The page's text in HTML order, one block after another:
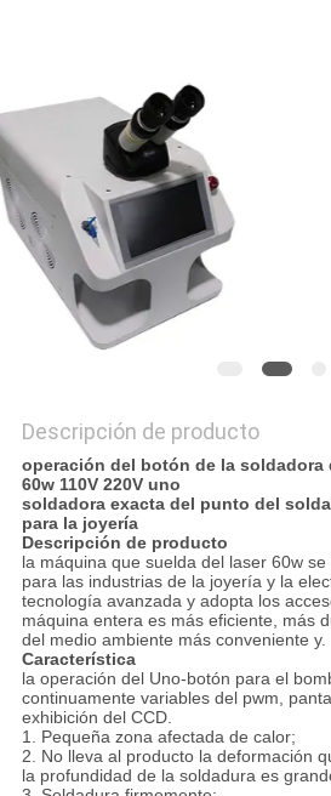
MAPA
DEL
SITIO
PRIVACY
POLICY
Descripción de producto
operación del botón de la soldadora
60w 110V 220V uno
soldadora exacta del punto del
para la joyería
Descripción de producto
la máquina que suelda del laser 60w
para las industrias de la joyería y la
tecnología avanzada y adopta los
máquina entera es más eficiente, más
del medio ambiente más conveniente y.
Característica
la operación del Uno-botón para el
continuamente variables del pwm,
exhibición del CCD.
1. Pequeña zona afectada de calor;
2. No lleva al producto la deformación
la profundidad de la soldadura es